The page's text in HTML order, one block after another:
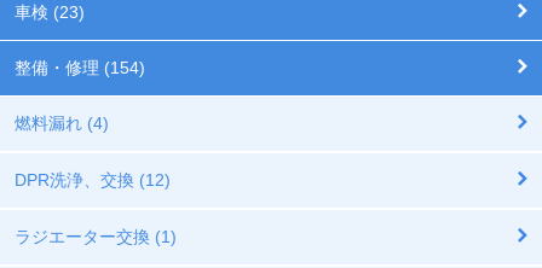
車検 (23)
整備・修理 (154)
燃料漏れ (4)
DPR洗浄、交換 (12)
ラジエーター交換 (1)